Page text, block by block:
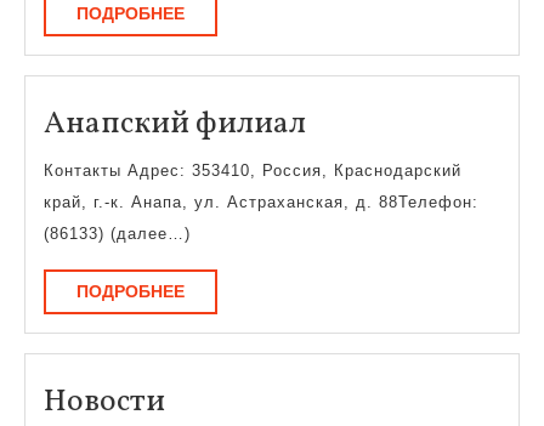
ПОДРОБНЕЕПОДРОБНЕЕ
Анапский филиал
филиал
Контакты Адрес: 353410, Россия, Краснодарский
край, г.-к. Анапа, ул. Астраханская, д. 88Телефон:
(86133) (далее…)
ПОДРОБНЕЕПОДРОБНЕЕ
Новости